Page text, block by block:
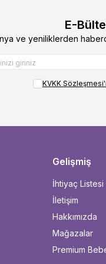
E-
ve yeniliklerden
KVKK
Gelişmiş
İhtiyaç Listesi
İletişim
Hakkımızda
Mağazalar
Premium